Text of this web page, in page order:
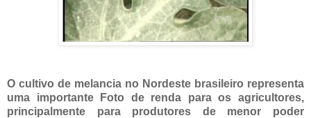
O cultivo de melancia no Nordeste brasileiro representa
uma importante Foto de renda para os agricultores,
principalmente para produtores de menor poder